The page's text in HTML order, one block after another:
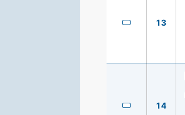
13
14